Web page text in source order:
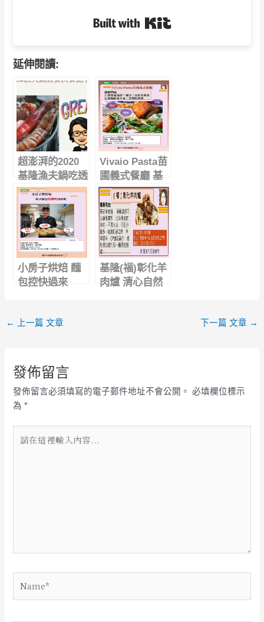
延伸閱讀:
超澎湃的2020
基隆漁夫鍋吃透
透，你最愛吃哪
一鍋 ? ( 附手繪
影片)
Vivaio Pasta苗
圃義式餐廳 基
隆海鮮真材實料
CP值高 義式餐
廳
小房子烘焙 麵
包控快過來
基隆(福)彰化羊
肉爐 清心自然
← 上一篇 文章 下一篇 文章 →
發佈留言
發佈留言必須填寫的電子郵件地址不會公開。 必填欄位標示
為*
在